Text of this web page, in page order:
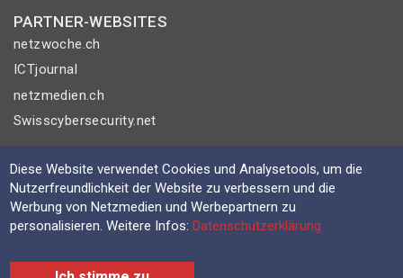
PARTNER-WEBSITES
netzwoche.ch
ICTjournal
netzmedien.ch
Swisscybersecurity.net
© NETZMEDIEN AG 2026
Impressum
AGB
Nutzungsbestimmungen
Datenschutzerklärung
Diese Website verwendet Cookies und Analysetools, um die
Nutzerfreundlichkeit der Website zu verbessern und die
Werbung von Netzmedien und Werbepartnern zu
personalisieren. Weitere Infos:Datenschutzerklärung